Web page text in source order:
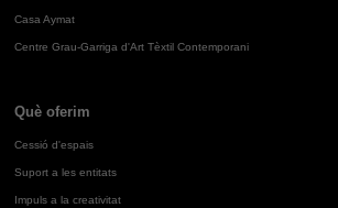
Casa Aymat
Centre Grau-Garriga d'Art Tèxtil Contemporani
Què oferim
Cessió d'espais
Suport a les entitats
Impuls a la creativitat